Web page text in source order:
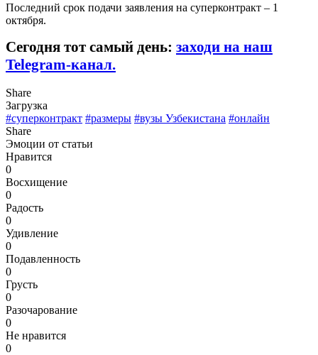
Последний срок подачи заявления на суперконтракт – 1
октября.
Сегодня тот самый день: заходи на наш
Telegram-канал.
Share
Загрузка
#суперконтракт #размеры #вузы Узбекистана #онлайн
Share
Эмоции от статьи
Нравится
0
Восхищение
0
Радость
0
Удивление
0
Подавленность
0
Грусть
0
Разочарование
0
Не нравится
0